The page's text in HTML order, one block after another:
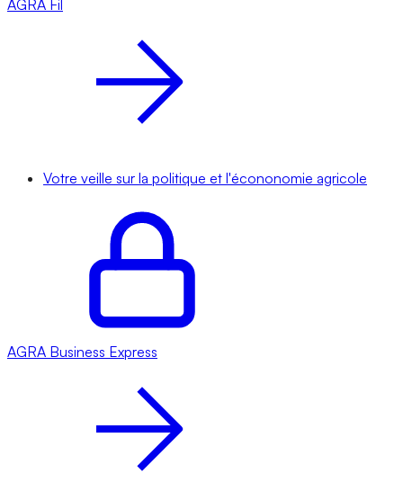
AGRA Fil
Votre veille sur la politique et l'écononomie agricole
AGRA Business Express